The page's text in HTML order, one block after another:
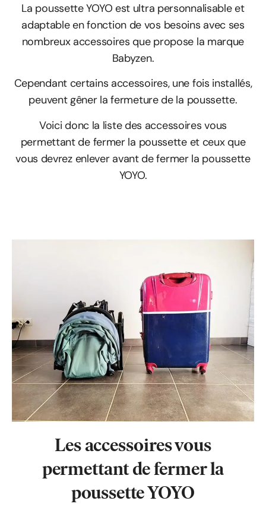
La poussette YOYO est ultra personnalisable et
adaptable en fonction de vos besoins avec ses
nombreux accessoires que propose la marque
Babyzen.
Cependant certains accessoires, une fois installés,
peuvent gêner la fermeture de la poussette.
Voici donc la liste des accessoires vous
permettant de fermer la poussette et ceux que
vous devrez enlever avant de fermer la poussette
YOYO.
Les accessoiresvous
permettantde fermer la
poussette YOYO